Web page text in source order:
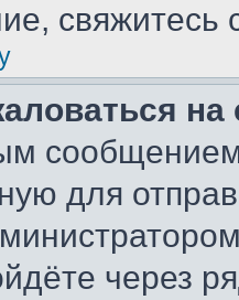
сообщением
для
через